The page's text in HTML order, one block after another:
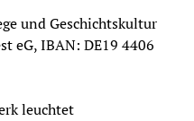
und Geschichtskultur
eG, IBAN: DE19 4406
leuchtet